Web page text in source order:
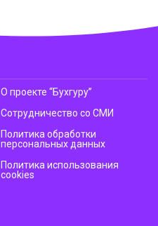
О проекте “Бухгуру”
Сотрудничество со СМИ
Политика обработки
персональных данных
Политика использования
cookies